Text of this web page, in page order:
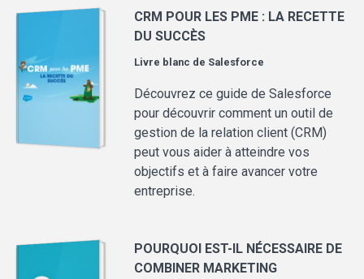
CRM POUR LES PME : LA RECETTE
DU SUCCÈS
Livre blanc de Salesforce
Découvrez ce guide de Salesforce
pour découvrir comment un outil de
gestion de la relation client (CRM)
peut vous aider à atteindre vos
objectifs et à faire avancer votre
entreprise.
POURQUOI EST-IL NÉCESSAIRE DE
COMBINER MARKETING